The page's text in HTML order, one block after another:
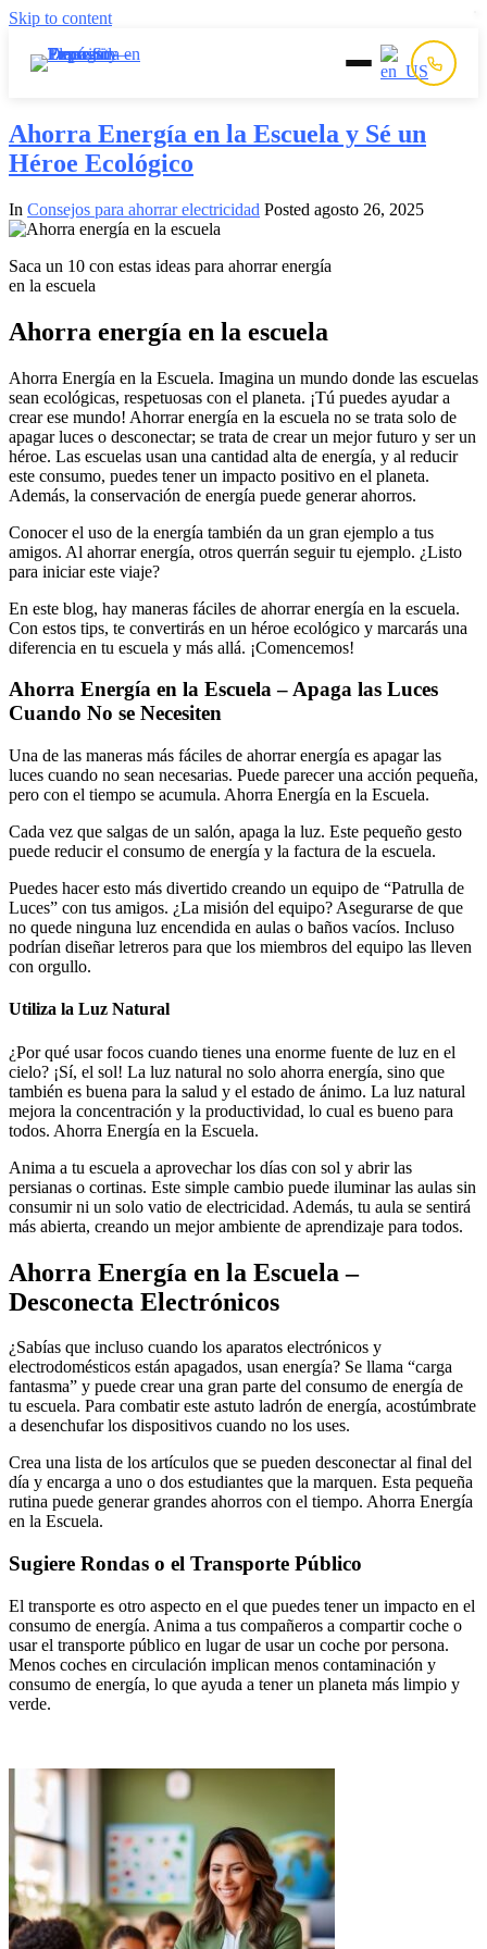
Skip to content
Inicio
Postpago
Ahorra Energía en la Escuela y Sé un
Héroe Ecológico
In Consejos para ahorrar electricidad Posted agosto 26, 2025
Saca un 10 con estas ideas para ahorrar energía
en la escuela
Ahorra energía en la escuela
Ahorra Energía en la Escuela. Imagina un mundo donde las escuelas
sean ecológicas, respetuosas con el planeta. ¡Tú puedes ayudar a
crear ese mundo! Ahorrar energía en la escuela no se trata solo de
apagar luces o desconectar; se trata de crear un mejor futuro y ser un
héroe. Las escuelas usan una cantidad alta de energía, y al reducir
este consumo, puedes tener un impacto positivo en el planeta.
Además, la conservación de energía puede generar ahorros.
Conocer el uso de la energía también da un gran ejemplo a tus
amigos. Al ahorrar energía, otros querrán seguir tu ejemplo. ¿Listo
para iniciar este viaje?
En este blog, hay maneras fáciles de ahorrar energía en la escuela.
Con estos tips, te convertirás en un héroe ecológico y marcarás una
diferencia en tu escuela y más allá. ¡Comencemos!
Ahorra Energía en la Escuela – Apaga las Luces
Cuando No se Necesiten
Una de las maneras más fáciles de ahorrar energía es apagar las
luces cuando no sean necesarias. Puede parecer una acción pequeña,
pero con el tiempo se acumula. Ahorra Energía en la Escuela.
Cada vez que salgas de un salón, apaga la luz. Este pequeño gesto
puede reducir el consumo de energía y la factura de la escuela.
Puedes hacer esto más divertido creando un equipo de “Patrulla de
Luces” con tus amigos. ¿La misión del equipo? Asegurarse de que
no quede ninguna luz encendida en aulas o baños vacíos. Incluso
podrían diseñar letreros para que los miembros del equipo las lleven
con orgullo.
Utiliza la Luz Natural
¿Por qué usar focos cuando tienes una enorme fuente de luz en el
cielo? ¡Sí, el sol! La luz natural no solo ahorra energía, sino que
también es buena para la salud y el estado de ánimo. La luz natural
mejora la concentración y la productividad, lo cual es bueno para
todos. Ahorra Energía en la Escuela.
Anima a tu escuela a aprovechar los días con sol y abrir las
persianas o cortinas. Este simple cambio puede iluminar las aulas sin
consumir ni un solo vatio de electricidad. Además, tu aula se sentirá
más abierta, creando un mejor ambiente de aprendizaje para todos.
Ahorra Energía en la Escuela –
Desconecta Electrónicos
¿Sabías que incluso cuando los aparatos electrónicos y
electrodomésticos están apagados, usan energía? Se llama “carga
fantasma” y puede crear una gran parte del consumo de energía de
tu escuela. Para combatir este astuto ladrón de energía, acostúmbrate
a desenchufar los dispositivos cuando no los uses.
Crea una lista de los artículos que se pueden desconectar al final del
día y encarga a uno o dos estudiantes que la marquen. Esta pequeña
rutina puede generar grandes ahorros con el tiempo. Ahorra Energía
en la Escuela.
Sugiere Rondas o el Transporte Público
El transporte es otro aspecto en el que puedes tener un impacto en el
consumo de energía. Anima a tus compañeros a compartir coche o
usar el transporte público en lugar de usar un coche por persona.
Menos coches en circulación implican menos contaminación y
consumo de energía, lo que ayuda a tener un planeta más limpio y
verde.